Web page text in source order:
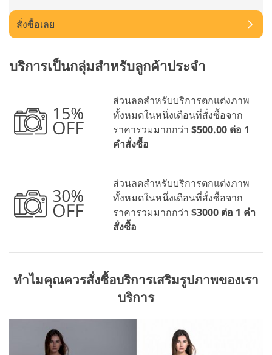
สั่งซื้อเลย
บริการเป็นกลุ่มสำหรับลูกค้าประจำ
ส่วนลดสำหรับบริการตกแต่งภาพ
ทั้งหมดในหนึ่งเดือนที่สั่งซื้อจาก
ราคารวมมากกว่า $500.00 ต่อ 1
คำสั่งซื้อ
ส่วนลดสำหรับบริการตกแต่งภาพ
ทั้งหมดในหนึ่งเดือนที่สั่งซื้อจาก
ราคารวมมากกว่า $3000 ต่อ 1 คำ
สั่งซื้อ
ทำไมคุณควรสั่งซื้อบริการเสริมรูปภาพของเรา
บริการ